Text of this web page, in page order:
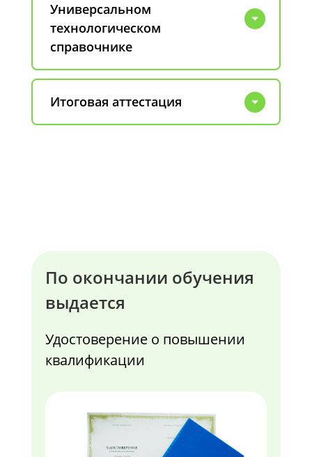
Универсальном
технологическом
справочнике
Итоговая аттестация
По окончании обучения
выдается
Удостоверение о повышении
квалификации